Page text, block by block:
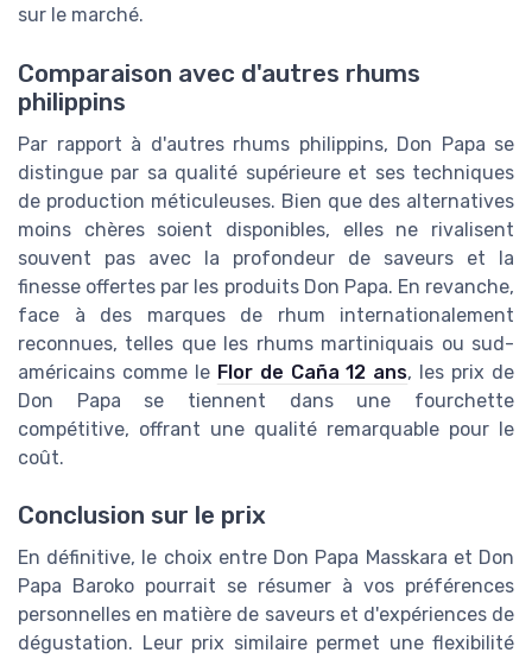
sur le marché.
Comparaison avec d'autres rhums
philippins
Par rapport à d'autres rhums philippins, Don Papa se
distingue par sa qualité supérieure et ses techniques
de production méticuleuses. Bien que des alternatives
moins chères soient disponibles, elles ne rivalisent
souvent pas avec la profondeur de saveurs et la
finesse offertes par les produits Don Papa. En revanche,
face à des marques de rhum internationalement
reconnues, telles que les rhums martiniquais ou sud-
américains comme le Flor de Caña 12 ans, les prix de
Don Papa se tiennent dans une fourchette
compétitive, offrant une qualité remarquable pour le
coût.
Conclusion sur le prix
En définitive, le choix entre Don Papa Masskara et Don
Papa Baroko pourrait se résumer à vos préférences
personnelles en matière de saveurs et d'expériences de
dégustation. Leur prix similaire permet une flexibilité